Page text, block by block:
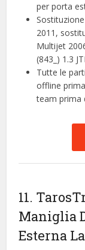
per porta
2011,
Multijet
(843_) 1.3
Tutte le
offline
team prima
11.
Maniglia
Esterna